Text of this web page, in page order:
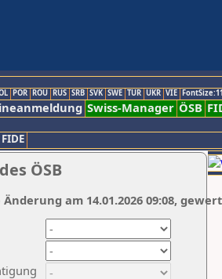
POR ROU RUS SRB SVK SWE TUR UKR VIE
Swiss-Manager ÖSB
ÖSB
Änderung am 14.01.2026 09:08,